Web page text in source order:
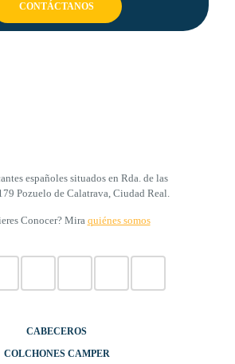
CONTÁCTANOS
españoles situados en Rda. de las
Pozuelo de Calatrava, Ciudad Real.
Conocer? Mira quiénes somos
CABECEROS
COLCHONES CAMPER